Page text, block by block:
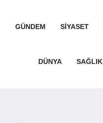
GÜNDEM SIYASET
DÜNYA SAĞLIK